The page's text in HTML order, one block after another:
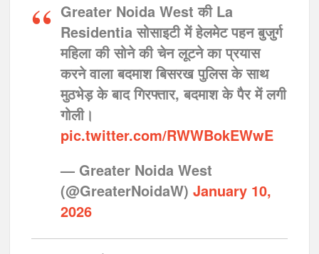
Greater Noida West की La
Residentia सोसाइटी में हेलमेट पहन बुजुर्ग
महिला की सोने की चेन लूटने का प्रयास
करने वाला बदमाश बिसरख पुलिस के साथ
मुठभेड़ के बाद गिरफ्तार, बदमाश के पैर में लगी
गोली।
pic.twitter.com/RWWBokEWwE
— Greater Noida West
(@GreaterNoidaW)January 10,
2026